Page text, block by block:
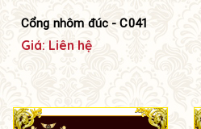
Cổng nhôm đúc - C041
Giá: Liên hệ